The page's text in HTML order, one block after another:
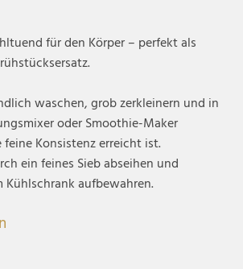
für den Körper – perfekt als
waschen, grob zerkleinern und in
oder Smoothie-Maker
feine Konsistenz erreicht ist.
ein feines Sieb abseihen und
Kühlschrank aufbewahren.